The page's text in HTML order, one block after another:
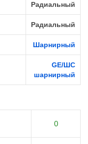
Радиальный
Радиальный
Шарнирный
GE/ШС
шарнирный
0